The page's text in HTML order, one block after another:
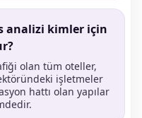
analizi kimler için
olan tüm oteller,
işletmeler
hattı olan yapılar